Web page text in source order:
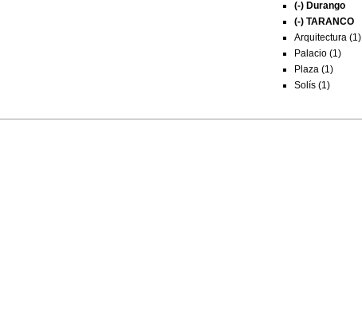
(-) Durango
(-) TARANCO
Arquitectura (1)
Palacio (1)
Plaza (1)
Solís (1)